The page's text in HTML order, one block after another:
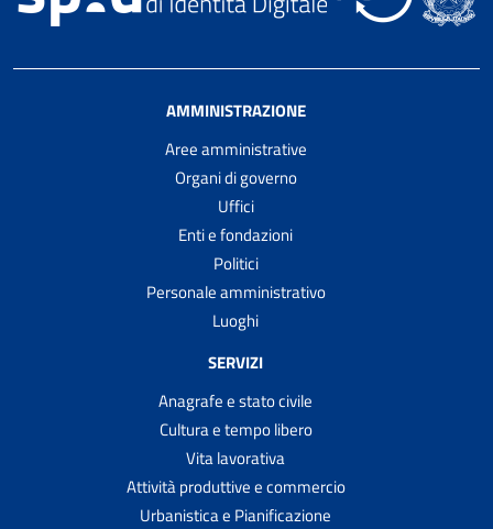
AMMINISTRAZIONE
Aree amministrative
Organi di governo
Uffici
Enti e fondazioni
Politici
Personale amministrativo
Luoghi
SERVIZI
Anagrafe e stato civile
Cultura e tempo libero
Vita lavorativa
Attività produttive e commercio
Urbanistica e Pianificazione